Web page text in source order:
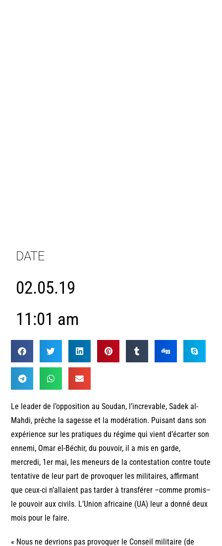
DATE
02.05.19
11:01 am
Le leader de l’opposition au Soudan, l’increvable, Sadek al-
Mahdi, prêche la sagesse et la modération. Puisant dans son
expérience sur les pratiques du régime qui vient d’écarter son
ennemi, Omar el-Béchir, du pouvoir, il a mis en garde,
mercredi, 1er mai, les meneurs de la contestation contre toute
tentative de leur part de provoquer les militaires, affirmant
que ceux-ci n’allaient pas tarder à transférer –comme promis–
le pouvoir aux civils. L’Union africaine (UA) leur a donné deux
mois pour le faire.
« Nous ne devrions pas provoquer le Conseil militaire (de